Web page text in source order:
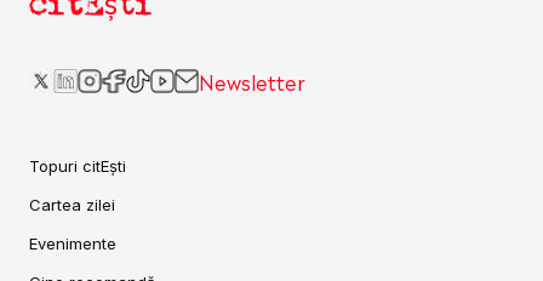
Newsletter
Topuri citEști
Cartea zilei
Evenimente